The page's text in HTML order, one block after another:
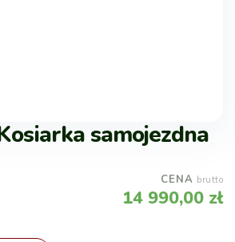
samojezdna
CENA brutto
14 990,00 zł